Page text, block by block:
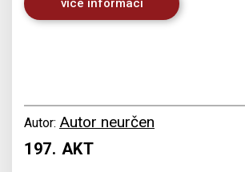
více informací
Autor: Autor neurčen
197. AKT